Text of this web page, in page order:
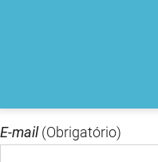
E-mail (Obrigatório)